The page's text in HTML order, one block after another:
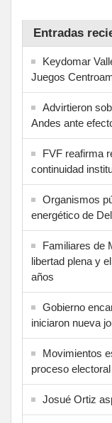
Entradas
Keydomar
Juegos
Advirtieron
Andes ante
FVF reafirma
continuidad
Organismos
energético de
Familiares de
libertad plena y
años
Gobierno
iniciaron nueva
Movimientos
proceso
Josué Ortiz